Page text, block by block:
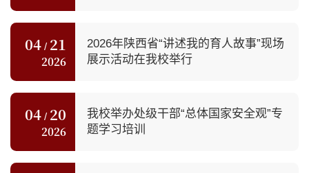
04/ 21
2026
2026年陕西省“讲述我的育人故事”现场
展示活动在我校举行
04/ 20
2026
我校举办处级干部“总体国家安全观”专
题学习培训